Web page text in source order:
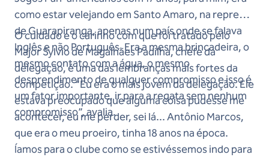
como estar velejando em Santo Amaro, na represa
de Guarapiranga, apenas num país onde se falava
Inglês e não Português. Era a mesma brincadeira, o
mesmo contato com a água, o mesmo
desprendimento de qualquer compromisso e isso é
um fator importante, ir para a regata sem nenhum
compromisso”, avalia.
O cuidado e o carinho com que foi tratado pelo
Major Sylvio de Magalhães Padilha, chefe da
delegação, é uma das lembranças mais fortes da
competição. “Eu era o mais jovem da delegação. Ele
estava preocupado que alguma coisa pudesse me
acontecer, eu me perder, sei lá... Antônio Marcos,
que era o meu proeiro, tinha 18 anos na época.
Íamos para o clube como se estivéssemos indo para